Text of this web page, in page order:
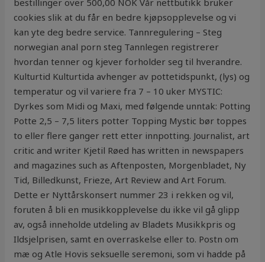
bestillinger over 500,00 NOK Vår nettbutikk bruker
cookies slik at du får en bedre kjøpsopplevelse og vi
kan yte deg bedre service. Tannregulering – Steg
norwegian anal porn steg Tannlegen registrerer
hvordan tenner og kjever forholder seg til hverandre.
Kulturtid Kulturtida avhenger av pottetidspunkt, (lys) og
temperatur og vil variere fra 7 – 10 uker MYSTIC:
Dyrkes som Midi og Maxi, med følgende unntak: Potting
Potte 2,5 – 7,5 liters potter Topping Mystic bør toppes
to eller flere ganger rett etter innpotting. Journalist, art
critic and writer Kjetil Røed has written in newspapers
and magazines such as Aftenposten, Morgenbladet, Ny
Tid, Billedkunst, Frieze, Art Review and Art Forum.
Dette er Nyttårskonsert nummer 23 i rekken og vil,
foruten å bli en musikkopplevelse du ikke vil gå glipp
av, også inneholde utdeling av Bladets Musikkpris og
Ildsjelprisen, samt en overraskelse eller to. Postn om
mæ og Atle Hovis seksuelle seremoni, som vi hadde på